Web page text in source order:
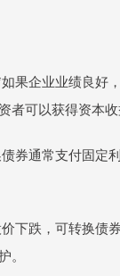
果企业业绩良好
者可以获得资本收
券通常支付固定
下跌，可转换债